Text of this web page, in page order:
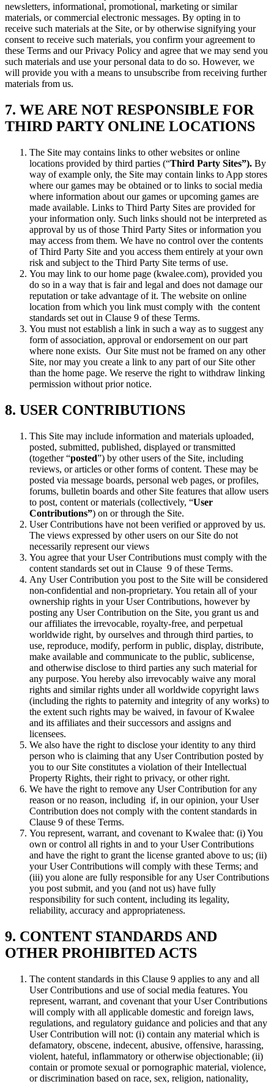
newsletters, informational, promotional, marketing or similar
materials, or commercial electronic messages. By opting in to
receive such materials at the Site, or by otherwise signifying your
consent to receive such materials, you confirm your agreement to
these Terms and our Privacy Policy and agree that we may send you
such materials and use your personal data to do so. However, we
will provide you with a means to unsubscribe from receiving further
materials from us.
7. WE ARE NOT RESPONSIBLE FOR
THIRD PARTY ONLINE LOCATIONS
The Site may contains links to other websites or online
locations provided by third parties (“Third Party Sites”). By
way of example only, the Site may contain links to App stores
where our games may be obtained or to links to social media
where information about our games or upcoming games are
made available. Links to Third Party Sites are provided for
your information only. Such links should not be interpreted as
approval by us of those Third Party Sites or information you
may access from them. We have no control over the contents
of Third Party Site and you access them entirely at your own
risk and subject to the Third Party Site terms of use.
You may link to our home page (kwalee.com), provided you
do so in a way that is fair and legal and does not damage our
reputation or take advantage of it. The website on online
location from which you link must comply with the content
standards set out in Clause 9 of these Terms.
You must not establish a link in such a way as to suggest any
form of association, approval or endorsement on our part
where none exists. Our Site must not be framed on any other
Site, nor may you create a link to any part of our Site other
than the home page. We reserve the right to withdraw linking
permission without prior notice.
8. USER CONTRIBUTIONS
This Site may include information and materials uploaded,
posted, submitted, published, displayed or transmitted
(together “posted”) by other users of the Site, including
reviews, or articles or other forms of content. These may be
posted via message boards, personal web pages, or profiles,
forums, bulletin boards and other Site features that allow users
to post, content or materials (collectively, “User
Contributions”) on or through the Site.
User Contributions have not been verified or approved by us.
The views expressed by other users on our Site do not
necessarily represent our views
You agree that your User Contributions must comply with the
content standards set out in Clause 9 of these Terms.
Any User Contribution you post to the Site will be considered
non-confidential and non-proprietary. You retain all of your
ownership rights in your User Contributions, however by
posting any User Contribution on the Site, you grant us and
our affiliates the irrevocable, royalty-free, and perpetual
worldwide right, by ourselves and through third parties, to
use, reproduce, modify, perform in public, display, distribute,
make available and communicate to the public, sublicense,
and otherwise disclose to third parties any such material for
any purpose. You hereby also irrevocably waive any moral
rights and similar rights under all worldwide copyright laws
(including the rights to paternity and integrity of any works) to
the extent such rights may be waived, in favour of Kwalee
and its affiliates and their successors and assigns and
licensees.
We also have the right to disclose your identity to any third
person who is claiming that any User Contribution posted by
you to our Site constitutes a violation of their Intellectual
Property Rights, their right to privacy, or other right.
We have the right to remove any User Contribution for any
reason or no reason, including if, in our opinion, your User
Contribution does not comply with the content standards in
Clause 9 of these Terms.
You represent, warrant, and covenant to Kwalee that: (i) You
own or control all rights in and to your User Contributions
and have the right to grant the license granted above to us; (ii)
your User Contributions will comply with these Terms; and
(iii) you alone are fully responsible for any User Contributions
you post submit, and you (and not us) have fully
responsibility for such content, including its legality,
reliability, accuracy and appropriateness.
9. CONTENT STANDARDS AND
OTHER PROHIBITED ACTS
The content standards in this Clause 9 applies to any and all
User Contributions and use of social media features. You
represent, warrant, and covenant that your User Contributions
will comply with all applicable domestic and foreign laws,
regulations, and regulatory guidance and policies and that any
User Contribution will not: (i) contain any material which is
defamatory, obscene, indecent, abusive, offensive, harassing,
violent, hateful, inflammatory or otherwise objectionable; (ii)
contain or promote sexual or pornographic material, violence,
or discrimination based on race, sex, religion, nationality,